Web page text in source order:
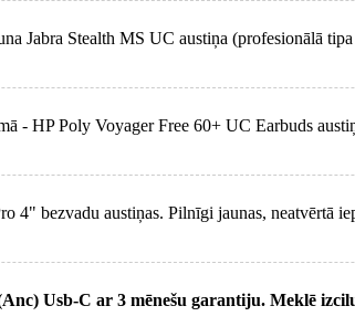
Jabra Stealth MS UC austiņa (profesionālā
- HP Poly Voyager Free 60+ UC Earbuds
4" bezvadu austiņas. Pilnīgi jaunas, neatvērtā
Usb-C ar 3 mēnešu garantiju. Meklē